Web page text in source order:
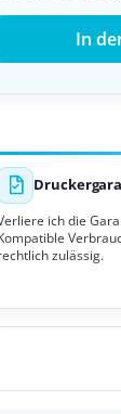
In
ich die
zulässig.